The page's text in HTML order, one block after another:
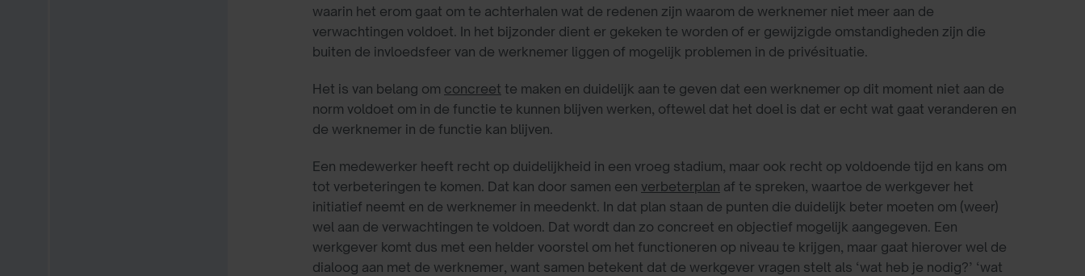
waarin het erom gaat om te achterhalen wat de redenen zijn waarom de werknemer niet meer aan de
verwachtingen voldoet. In het bijzonder dient er gekeken te worden of er gewijzigde omstandigheden zijn die
buiten de invloedsfeer van de werknemer liggen of mogelijk problemen in de privésituatie.
Het is van belang om concreet te maken en duidelijk aan te geven dat een werknemer op dit moment niet aan de
norm voldoet om in de functie te kunnen blijven werken, oftewel dat het doel is dat er echt wat gaat veranderen en
de werknemer in de functie kan blijven.
Een medewerker heeft recht op duidelijkheid in een vroeg stadium, maar ook recht op voldoende tijd en kans om
tot verbeteringen te komen. Dat kan door samen een verbeterplan af te spreken, waartoe de werkgever het
initiatief neemt en de werknemer in meedenkt. In dat plan staan de punten die duidelijk beter moeten om (weer)
wel aan de verwachtingen te voldoen. Dat wordt dan zo concreet en objectief mogelijk aangegeven. Een
werkgever komt dus met een helder voorstel om het functioneren op niveau te krijgen, maar gaat hierover wel de
dialoog aan met de werknemer, want samen betekent dat de werkgever vragen stelt als ‘wat heb je nodig?’ ‘wat